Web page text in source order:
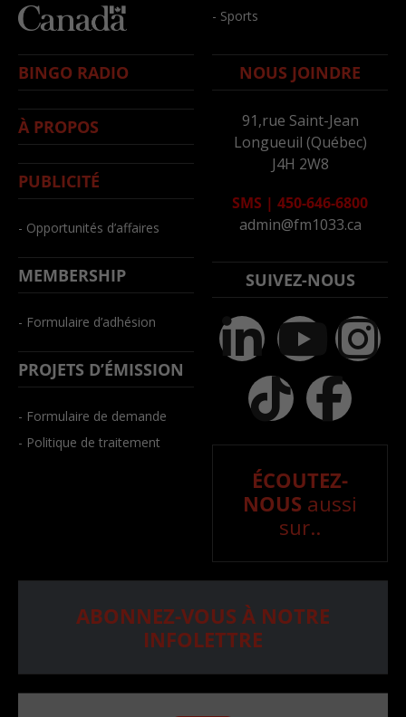
- Sports
BINGO RADIO
À PROPOS
PUBLICITÉ
- Opportunités d’affaires
MEMBERSHIP
- Formulaire d’adhésion
PROJETS D’ÉMISSION
- Formulaire de demande
- Politique de traitement
NOUS JOINDRE
91,rue Saint-Jean
Longueuil (Québec)
J4H 2W8
SMS | 450-646-6800
admin@fm1033.ca
SUIVEZ-NOUS
ÉCOUTEZ-
NOUS aussi
sur..
ABONNEZ-VOUS À NOTRE
INFOLETTRE